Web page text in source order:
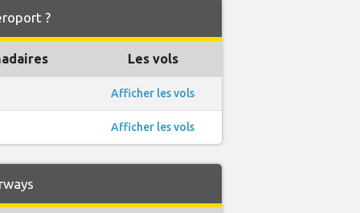
?
Les vols
Afficher les vols
Afficher les vols